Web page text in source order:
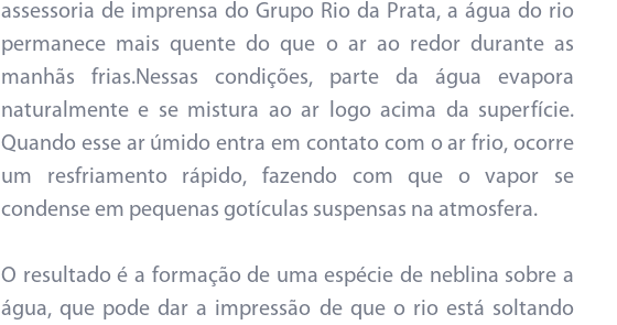
assessoria de imprensa do Grupo Rio da Prata, a água do rio
permanece mais quente do que o ar ao redor durante as
manhãs frias.Nessas condições, parte da água evapora
naturalmente e se mistura ao ar logo acima da superfície.
Quando esse ar úmido entra em contato com o ar frio, ocorre
um resfriamento rápido, fazendo com que o vapor se
condense em pequenas gotículas suspensas na atmosfera.
O resultado é a formação de uma espécie de neblina sobre a
água, que pode dar a impressão de que o rio está soltando